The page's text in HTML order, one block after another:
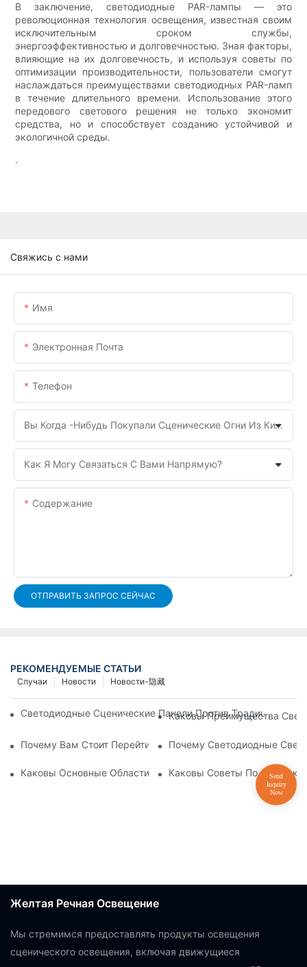
В заключение, светодиодные PAR-лампы — это
революционная технология освещения, известная своим
исключительным сроком службы,
энергоэффективностью и долговечностью. Зная факторы,
влияющие на их долговечность, и используя советы по
оптимизации производительности, пользователи смогут
наслаждаться преимуществами светодиодных PAR-ламп
в течение длительного времени. Использование этого
передового светового решения не только экономит
средства, но и способствует созданию устойчивой и
экологичной среды.
.
Свяжись с нами
Имя
Электронная Почта
Телефон
Вы Когда -нибудь Покупали Сценические Огни Из Китая Раньше?
Как Я Могу Связаться С Вами Напрямую?
Содержание
ОТПРАВИТЬ ЗАПРОС СЕЙЧАС
РЕКОМЕНДУЕМЫЕ СТАТЬИ
Новости-隐藏
Новости
Случаи
Светодиодные Сценические Панели Против
Каковы Преимущества
Почему Вам Стоит Перейти На Светодиодные PAR-
Почему Светодиодные
Каковы Основные Области Применения Светодиодных
Каковы Советы По
Желтая Речная Освещение
Мы стремимся предоставлять продукты освещения
сценического освещения, включая движущиеся